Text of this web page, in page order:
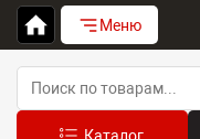
Меню